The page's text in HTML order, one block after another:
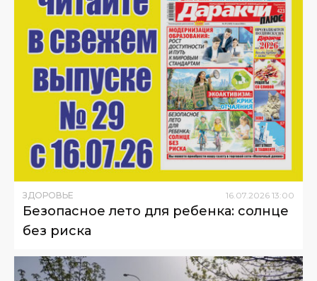
ЗДОРОВЬЕ 16 07 2026 13:00
Безопасное лето для ребенка: солнце
без риска